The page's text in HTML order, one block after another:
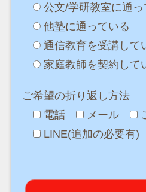
公文/学研教室に通っ
他塾に通っている
通信教育を受講して
家庭教師を契約して
ご希望の折り返し方法
電話
メール
LINE(追加の必要有)